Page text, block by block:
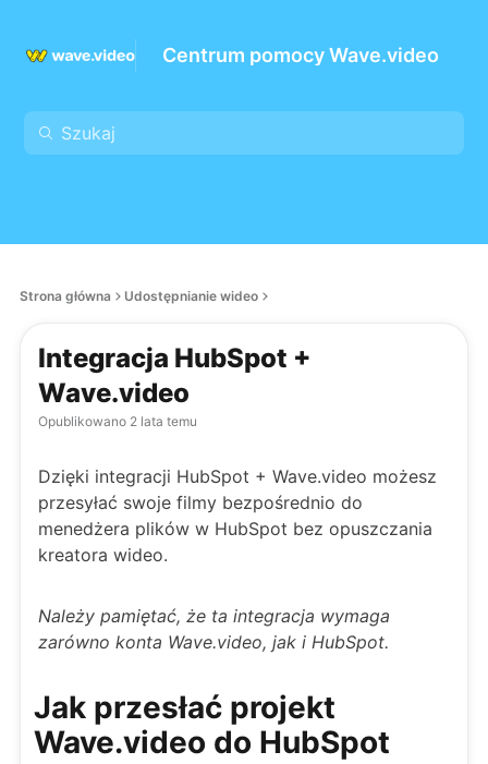
Centrum pomocy Wave.video
Strona główna Udostępnianie wideo
Integracja HubSpot +
Wave.video
Opublikowano 2 lata temu
Dzięki integracji HubSpot + Wave.video możesz
przesyłać swoje filmy bezpośrednio do
menedżera plików w HubSpot bez opuszczania
kreatora wideo.
Należy pamiętać, że ta integracja wymaga
zarówno konta Wave.video, jak i HubSpot.
Jak przesłać projekt
Wave.video do HubSpot